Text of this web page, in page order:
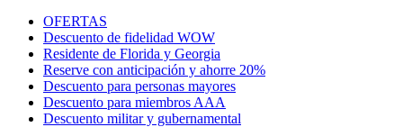
OFERTAS
Descuento de fidelidad WOW
Residente de Florida y Georgia
Reserve con anticipación y ahorre 20%
Descuento para personas mayores
Descuento para miembros AAA
Descuento militar y gubernamental